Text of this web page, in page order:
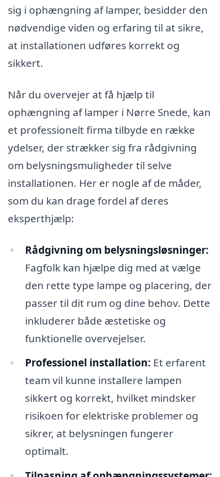
sig i ophængning af lamper, besidder den
nødvendige viden og erfaring til at sikre,
at installationen udføres korrekt og
sikkert.
Når du overvejer at få hjælp til
ophængning af lamper i Nørre Snede, kan
et professionelt firma tilbyde en række
ydelser, der strækker sig fra rådgivning
om belysningsmuligheder til selve
installationen. Her er nogle af de måder,
som du kan drage fordel af deres
eksperthjælp:
Rådgivning om belysningsløsninger:
Fagfolk kan hjælpe dig med at vælge
den rette type lampe og placering, der
passer til dit rum og dine behov. Dette
inkluderer både æstetiske og
funktionelle overvejelser.
Professionel installation: Et erfarent
team vil kunne installere lampen
sikkert og korrekt, hvilket mindsker
risikoen for elektriske problemer og
sikrer, at belysningen fungerer
optimalt.